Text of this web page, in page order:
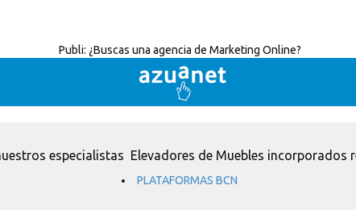
Publi: ¿Buscas una agencia de Marketing Online?
especialistas Elevadores de Muebles incorporados
PLATAFORMAS BCN